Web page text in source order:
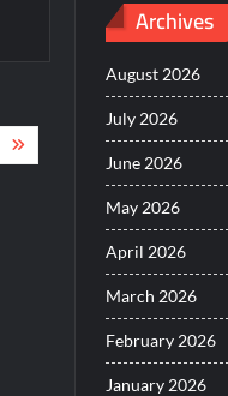
Archives
August 2026
July 2026
June 2026
May 2026
April 2026
March 2026
February 2026
January 2026